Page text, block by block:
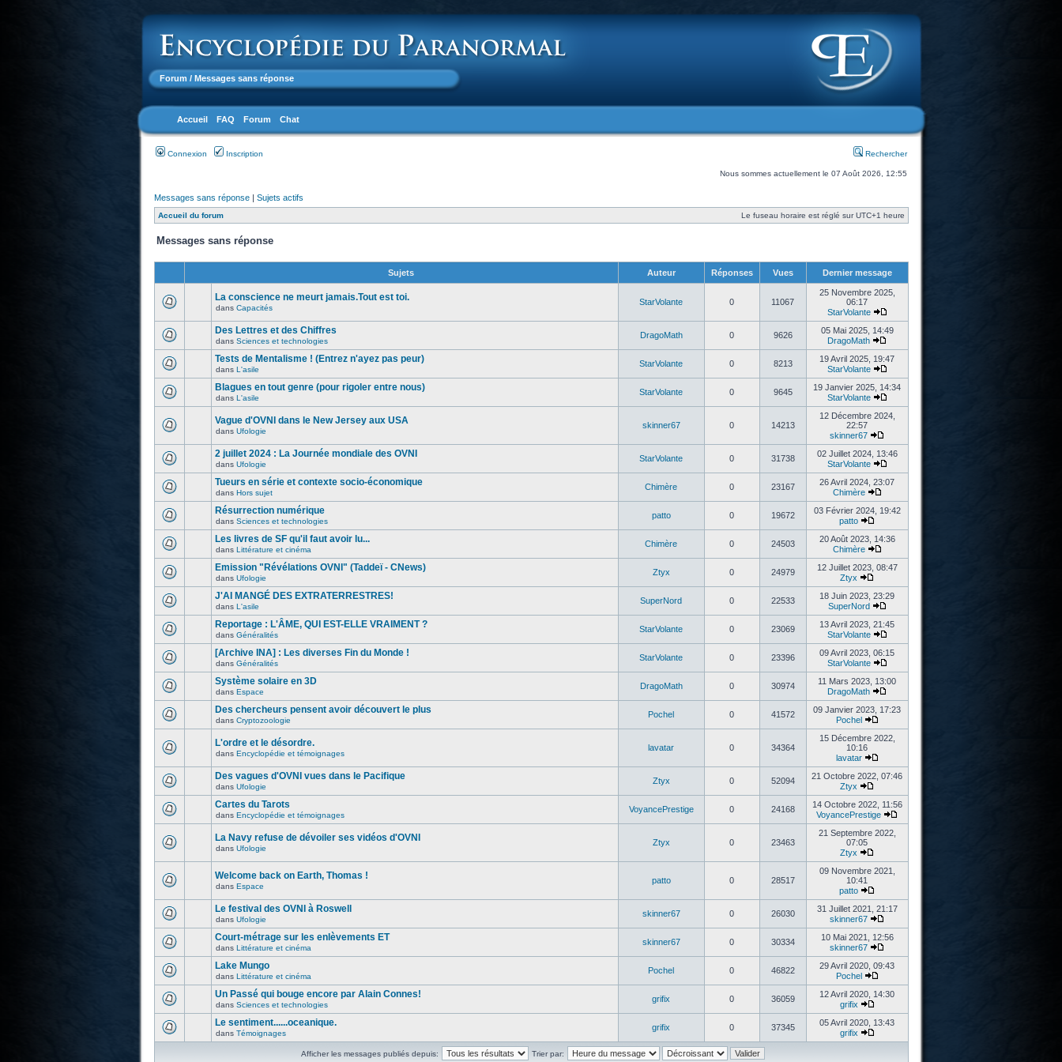
Forum / Messages sans réponse
Accueil FAQ Forum Chat
Connexion Inscription Rechercher
Nous sommes actuellement le 07 Août 2026, 12:55
Messages sans réponse| Sujets actifs
Accueil du forum Le fuseau horaire est réglé sur UTC+1 heure
Messages sans réponse
Sujets Auteur Réponses Vues Dernier message
La conscience ne meurt jamais.Tout est toi.
dans Capacités
StarVolante 0 11067
25 Novembre 2025,
06:17
StarVolante
Des Lettres et des Chiffres
dans Sciences et technologies
DragoMath 0 9626
05 Mai 2025, 14:49
DragoMath
Tests de Mentalisme ! (Entrez n'ayez pas peur)
dans L'asile
StarVolante 0 8213
19 Avril 2025, 19:47
StarVolante
Blagues en tout genre (pour rigoler entre nous)
dans L'asile
StarVolante 0 9645
19 Janvier 2025, 14:34
StarVolante
Vague d'OVNI dans le New Jersey aux USA
dans Ufologie
skinner67 0 14213
12 Décembre 2024,
22:57
skinner67
2 juillet 2024 : La Journée mondiale des OVNI
dans Ufologie
StarVolante 0 31738
02 Juillet 2024, 13:46
StarVolante
Tueurs en série et contexte socio-économique
dans Hors sujet
Chimère 0 23167
26 Avril 2024, 23:07
Chimère
Résurrection numérique
dans Sciences et technologies
patto 0 19672
03 Février 2024, 19:42
patto
Les livres de SF qu'il faut avoir lu...
dans Littérature et cinéma
Chimère 0 24503
20 Août 2023, 14:36
Chimère
Emission "Révélations OVNI" (Taddeï - CNews)
dans Ufologie
Ztyx 0 24979
12 Juillet 2023, 08:47
Ztyx
J'AI MANGÉ DES EXTRATERRESTRES!
dans L'asile
SuperNord 0 22533
18 Juin 2023, 23:29
SuperNord
Reportage : L'ÂME, QUI EST-ELLE VRAIMENT ?
dans Généralités
StarVolante 0 23069
13 Avril 2023, 21:45
StarVolante
[Archive INA] : Les diverses Fin du Monde !
dans Généralités
StarVolante 0 23396
09 Avril 2023, 06:15
StarVolante
Système solaire en 3D
dans Espace
DragoMath 0 30974
11 Mars 2023, 13:00
DragoMath
Des chercheurs pensent avoir découvert le plus
dans Cryptozoologie
Pochel 0 41572
09 Janvier 2023, 17:23
Pochel
L'ordre et le désordre.
dans Encyclopédie et témoignages
lavatar 0 34364
15 Décembre 2022,
10:16
lavatar
Des vagues d'OVNI vues dans le Pacifique
dans Ufologie
Ztyx 0 52094
21 Octobre 2022, 07:46
Ztyx
Cartes du Tarots
dans Encyclopédie et témoignages
VoyancePrestige 0 24168
14 Octobre 2022, 11:56
VoyancePrestige
La Navy refuse de dévoiler ses vidéos d'OVNI
dans Ufologie
Ztyx 0 23463
21 Septembre 2022,
07:05
Ztyx
Welcome back on Earth, Thomas !
dans Espace
patto 0 28517
09 Novembre 2021,
10:41
patto
Le festival des OVNI à Roswell
dans Ufologie
skinner67 0 26030
31 Juillet 2021, 21:17
skinner67
Court-métrage sur les enlèvements ET
dans Littérature et cinéma
skinner67 0 30334
10 Mai 2021, 12:56
skinner67
Lake Mungo
dans Littérature et cinéma
Pochel 0 46822
29 Avril 2020, 09:43
Pochel
Un Passé qui bouge encore par Alain Connes!
dans Sciences et technologies
grifix 0 36059
12 Avril 2020, 14:30
grifix
Le sentiment......oceanique.
dans Témoignages
grifix 0 37345
05 Avril 2020, 13:43
grifix
Afficher les messages publiés depuis: Trier par: